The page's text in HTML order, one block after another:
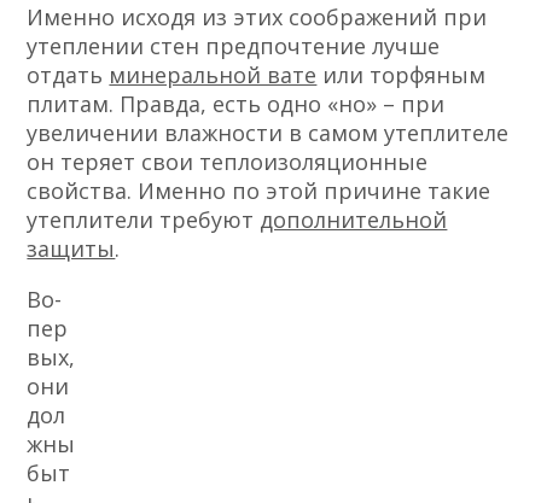
Именно исходя из этих соображений при
утеплении стен предпочтение лучше
отдать минеральной вате или торфяным
плитам. Правда, есть одно «но» – при
увеличении влажности в самом утеплителе
он теряет свои теплоизоляционные
свойства. Именно по этой причине такие
утеплители требуют дополнительной
защиты.
Во-
пер
вых,
они
дол
жны
быт